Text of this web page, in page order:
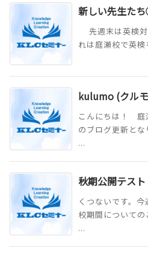
新しい先生た
先週末は英検対
れは庭瀬校で英
kulumo (クル
こんにちは！ 庭
のブログ更新と
...
秋期公開テスト
くつないです。
校期間について
...